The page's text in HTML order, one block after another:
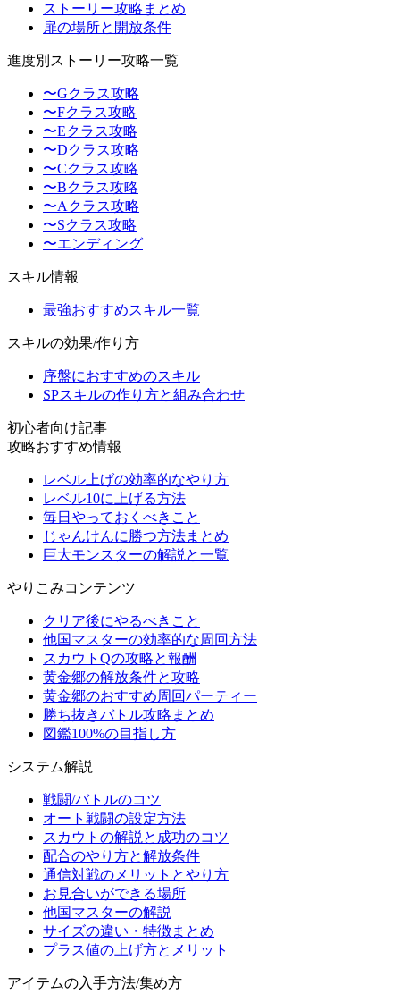
ストーリー攻略まとめ
扉の場所と開放条件
進度別ストーリー攻略一覧
〜Gクラス攻略
〜Fクラス攻略
〜Eクラス攻略
〜Dクラス攻略
〜Cクラス攻略
〜Bクラス攻略
〜Aクラス攻略
〜Sクラス攻略
〜エンディング
スキル情報
最強おすすめスキル一覧
スキルの効果/作り方
序盤におすすめのスキル
SPスキルの作り方と組み合わせ
初心者向け記事
攻略おすすめ情報
レベル上げの効率的なやり方
レベル10に上げる方法
毎日やっておくべきこと
じゃんけんに勝つ方法まとめ
巨大モンスターの解説と一覧
やりこみコンテンツ
クリア後にやるべきこと
他国マスターの効率的な周回方法
スカウトQの攻略と報酬
黄金郷の解放条件と攻略
黄金郷のおすすめ周回パーティー
勝ち抜きバトル攻略まとめ
図鑑100%の目指し方
システム解説
戦闘/バトルのコツ
オート戦闘の設定方法
スカウトの解説と成功のコツ
配合のやり方と解放条件
通信対戦のメリットとやり方
お見合いができる場所
他国マスターの解説
サイズの違い・特徴まとめ
プラス値の上げ方とメリット
アイテムの入手方法/集め方